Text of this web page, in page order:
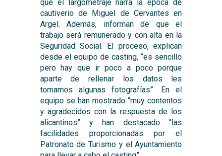
que el largometraje narra la época de
cautiverio de Miguel de Cervantes en
Argel. Además, informan de que el
trabajo será remunerado y con alta en la
Seguridad Social. El proceso, explican
desde el equipo de casting, “es sencillo
pero hay que ir poco a poco porque
aparte de rellenar los datos les
tomamos algunas fotografías”. En el
equipo se han mostrado “muy contentos
y agradecidos con la respuesta de los
alicantinos” y han destacado “las
facilidades proporcionadas por el
Patronato de Turismo y el Ayuntamiento